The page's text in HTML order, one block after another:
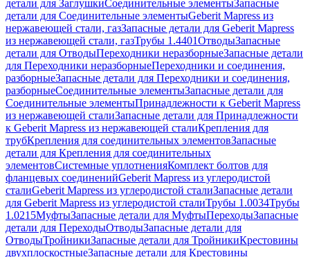
детали для ЗаглушкиСоединительные элементыЗапасные
детали для Соединительные элементыGeberit Mapress из
нержавеющей стали, газЗапасные детали для Geberit Mapress
из нержавеющей стали, газТрубы 1.4401ОтводыЗапасные
детали для ОтводыПереходники неразборныеЗапасные детали
для Переходники неразборныеПереходники и соединения,
разборныеЗапасные детали для Переходники и соединения,
разборныеСоединительные элементыЗапасные детали для
Соединительные элементыПринадлежности к Geberit Mapress
из нержавеющей сталиЗапасные детали для Принадлежности
к Geberit Mapress из нержавеющей сталиКрепления для
трубКрепления для соединительных элементовЗапасные
детали для Крепления для соединительных
элементовСистемные уплотненияКомплект болтов для
фланцевых соединенийGeberit Mapress из углеродистой
сталиGeberit Mapress из углеродистой сталиЗапасные детали
для Geberit Mapress из углеродистой сталиТрубы 1.0034Трубы
1.0215МуфтыЗапасные детали для МуфтыПереходыЗапасные
детали для ПереходыОтводыЗапасные детали для
ОтводыТройникиЗапасные детали для ТройникиКрестовины
двухплоскостныеЗапасные детали для Крестовины